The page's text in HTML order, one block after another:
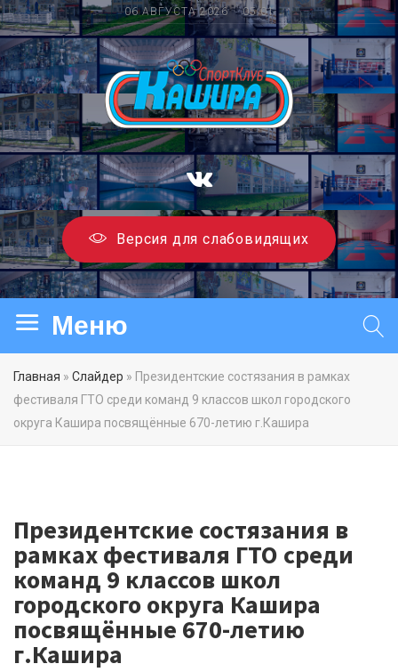
06 АВГУСТА 2026 05:01
Версия для слабовидящих
Главная » Слайдер » Президентские состязания в рамках
фестиваля ГТО среди команд 9 классов школ городского
округа Кашира посвящённые 670-летию г.Кашира
Президентские состязания в
рамках фестиваля ГТО среди
команд 9 классов школ
городского округа Кашира
посвящённые 670-летию
г.Кашира